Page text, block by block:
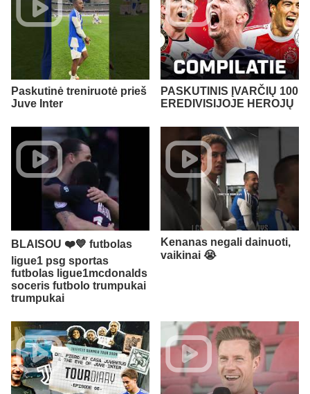
Paskutinė treniruotė prieš
Juve Inter
PASKUTINIS ĮVARČIŲ 100
EREDIVISIJOJE HEROJŲ
BLAISOU ❤️💙 futbolas
ligue1 psg sportas
futbolas ligue1mcdonalds
soceris futbolo trumpukai
trumpukai
Kenanas negali dainuoti,
vaikinai 😭​